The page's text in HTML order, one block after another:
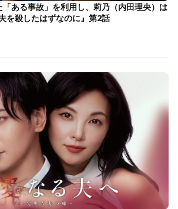
ある事故」を利用し、莉乃（内田理央）は
を殺したはずなのに』第2話